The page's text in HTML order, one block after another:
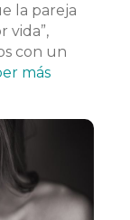
la pareja
vida”,
con un
más